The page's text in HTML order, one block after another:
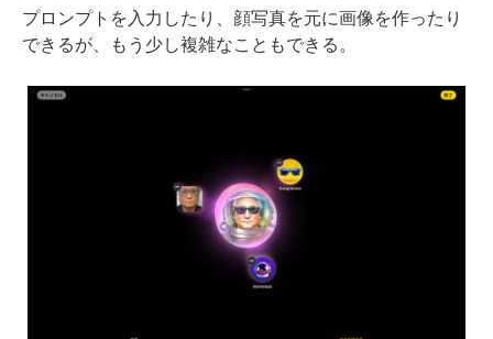
プロンプトを入力したり、顔写真を元に画像を作ったり
できるが、もう少し複雑なこともできる。